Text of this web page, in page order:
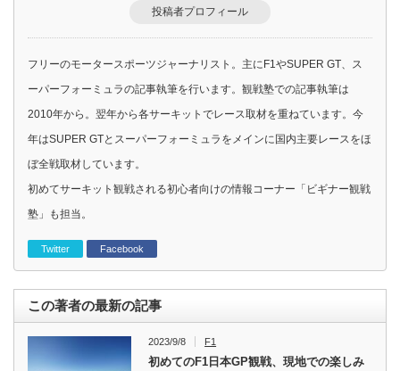
投稿者プロフィール
フリーのモータースポーツジャーナリスト。主にF1やSUPER GT、ス
ーパーフォーミュラの記事執筆を行います。観戦塾での記事執筆は
2010年から。翌年から各サーキットでレース取材を重ねています。今
年はSUPER GTとスーパーフォーミュラをメインに国内主要レースをほ
ぼ全戦取材しています。
初めてサーキット観戦される初心者向けの情報コーナー「ビギナー観戦
塾」も担当。
Twitter Facebook
この著者の最新の記事
2023/9/8 F1
初めてのF1日本GP観戦、現地での楽しみ